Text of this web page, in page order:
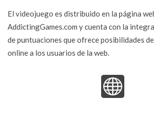
El videojuego es distribuido en la página
AddictingGames.com y cuenta con la
de puntuaciones que ofrece posibilidades
online a los usuarios de la web.